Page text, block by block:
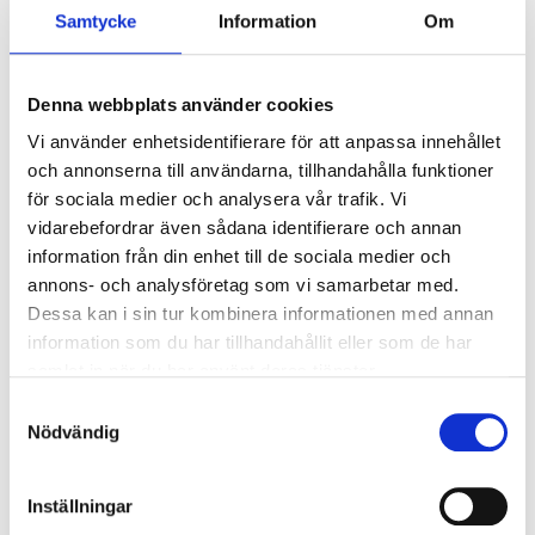
Samtycke Information Om
Denna webbplats använder cookies
Vi använder enhetsidentifierare för att anpassa innehållet
och annonserna till användarna, tillhandahålla funktioner
för sociala medier och analysera vår trafik. Vi
vidarebefordrar även sådana identifierare och annan
information från din enhet till de sociala medier och
annons- och analysföretag som vi samarbetar med.
Dessa kan i sin tur kombinera informationen med annan
information som du har tillhandahållit eller som de har
Nödvändig
Inställningar
Ljusstyrning
Korridorfunktion
Antal DALI-adresser:
1
Sensor:
Utan sensor
Nödljus
Nödljus: Nej
Dubbla införingshål på armaturens baksida, samt
enkla införingshål i vardera gavel. Överkopplingsplint